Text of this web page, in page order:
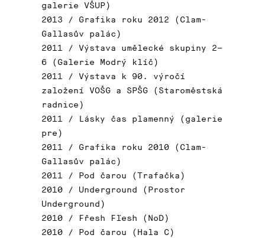
galerie VŠUP)
2013 / Grafika roku 2012 (Clam-
Gallasův palác)
2011 / Výstava umělecké skupiny 2–
6 (Galerie Modrý klíč)
2011 / Výstava k 90. výročí
založení VOŠG a SPŠG (Staroměstská
radnice)
2011 / Lásky čas plamenný (galerie
pre)
2011 / Grafika roku 2010 (Clam-
Gallasův palác)
2011 / Pod čarou (Trafačka)
2010 / Underground (Prostor
Underground)
2010 / Fřesh Fľesh (NoD)
2010 / Pod čarou (Hala C)